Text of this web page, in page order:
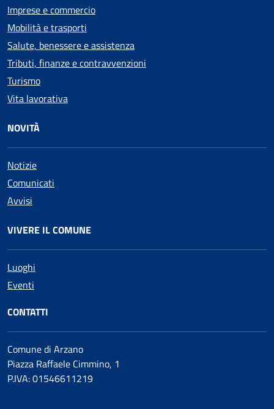
Imprese e commercio
Mobilità e trasporti
Salute, benessere e assistenza
Tributi, finanze e contravvenzioni
Turismo
Vita lavorativa
NOVITÀ
Notizie
Comunicati
Avvisi
VIVERE IL COMUNE
Luoghi
Eventi
CONTATTI
Comune di Arzano
Piazza Raffaele Cimmino, 1
P.IVA: 01546611219